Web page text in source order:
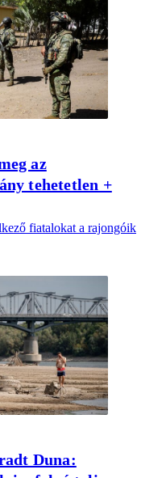
az
tehetetlen +
fiatalokat a rajongóik
Duna: